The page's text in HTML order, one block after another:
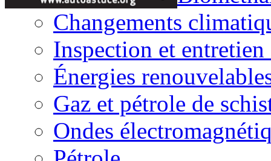
Changements
Inspection et entretien
Énergies
Gaz et pétrole de
Ondes